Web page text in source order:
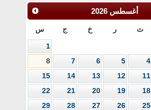
أغسطس 2026
ث ر خ ج س
1
4
5
6
7
8
11
12
13
14
15
18
19
20
21
22
25
26
27
28
29